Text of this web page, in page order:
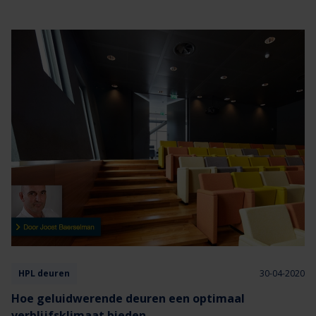
belangrijke voordelen van brandwerende schuifdeuren van Vari-
Doors.
HPL deuren 30-04-2020
Hoe geluidwerende deuren een optimaal